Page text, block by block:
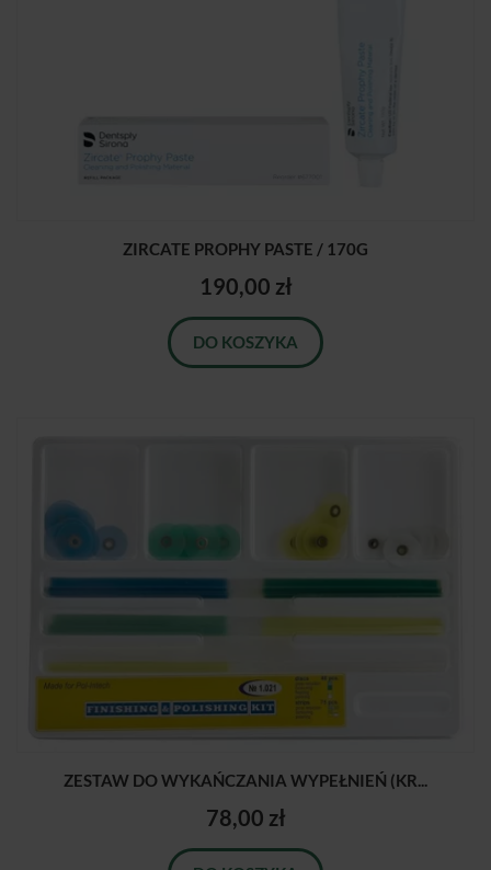
ZIRCATE PROPHY PASTE / 170G
190,00 zł
DO KOSZYKA
ZESTAW DO WYKAŃCZANIA WYPEŁNIEŃ (KR...
78,00 zł